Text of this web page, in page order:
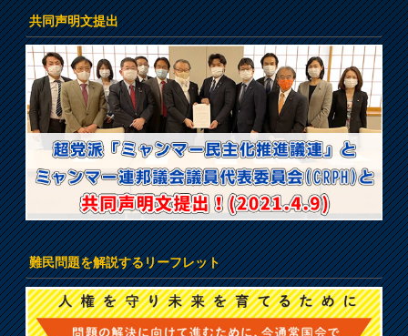
共同声明文提出
難民問題を解説するリーフレット